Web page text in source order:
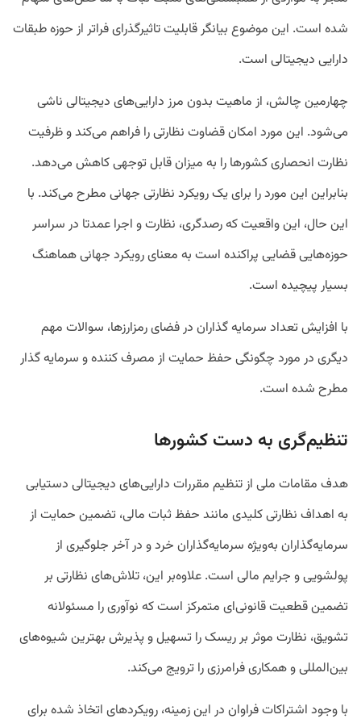
شده است. این موضوع بیانگر قابلیت تاثیرگذرای فراتر از حوزه طبقات
دارایی دیجیتالی است.
چهارمین چالش، از ماهیت بدون مرز دارایی‌های دیجیتالی ناشی
می‌شود. این مورد امکان قضاوت نظارتی را فراهم می‌کند و ظرفیت
نظارت انحصاری کشورها را به میزان قابل توجهی کاهش می‌دهد.
بنابراین این مورد را برای یک رویکرد نظارتی جهانی مطرح می‌کند. با
این حال، این واقعیت که رصدگری، نظارت و اجرا عمدتا در سراسر
حوزه‌هایی قضایی پراکنده است به معنای رویکرد جهانی هماهنگ
بسیار پیچیده است.
با افزایش تعداد سرمایه گذاران در فضای رمزارزها، سوالات مهم
دیگری در مورد چگونگی حفظ حمایت از مصرف کننده و سرمایه گذار
مطرح شده است.
تنظیم‌گری به دست کشورها
هدف مقامات ملی از تنظیم مقررات دارایی‌های دیجیتالی دستیابی
به اهداف نظارتی کلیدی مانند حفظ ثبات مالی، تضمین حمایت از
سرمایه‌گذاران به‌ویژه سرمایه‌گذاران خرد و در آخر جلوگیری از
پولشویی و جرایم مالی است. علاوه‌بر این، تلاش‌های نظارتی بر
تضمین قطعیت قانونی‌ای متمرکز است که نوآوری را مسئولانه
تشویق، نظارت موثر بر ریسک را تسهیل و پذیرش بهترین‌ شیوه‌های
بین‌المللی و همکاری فرامرزی را ترویج می‌کند.
با وجود اشتراکات فراوان در این زمینه، رویکردهای اتخاذ شده برای